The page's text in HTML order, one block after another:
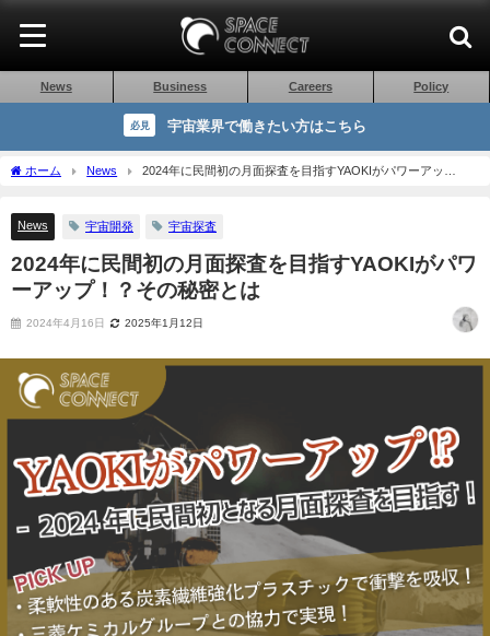
News Business Careers Policy
必見 宇宙業界で働きたい方はこちら
ホーム News
2024年に民間初の月面探査を目指すYAOKIがパワーアッ
News 宇宙開発 宇宙探査
2024年に民間初の月面探査を目指すYAOKIがパワ
ーアップ！？その秘密とは
2024年4月16日 2025年1月12日